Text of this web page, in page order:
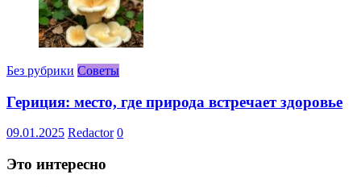
Без рубрики Советы
Гериция: место, где природа встречает здоровье
09.01.2025 Redactor 0
Это интересно